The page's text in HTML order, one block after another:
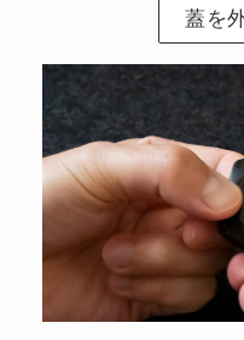
蓋を